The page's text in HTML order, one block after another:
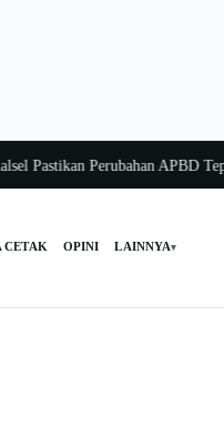
Perubahan APBD Tepat
CETAK OPINI LAINNYA▾